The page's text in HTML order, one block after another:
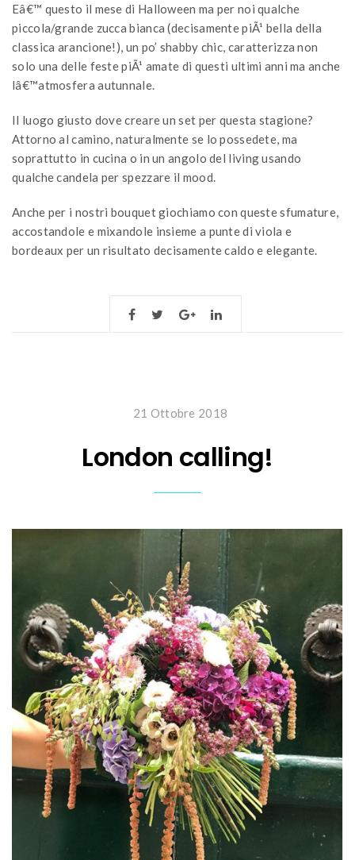
Eâ€™ questo il mese di Halloween ma per noi qualche
piccola/grande zucca bianca (decisamente piÃ¹ bella della
classica arancione!), un po’ shabby chic, caratterizza non
solo una delle feste piÃ¹ amate di questi ultimi anni ma anche
lâ€™atmosfera autunnale.
Il luogo giusto dove creare un set per questa stagione?
Attorno al camino, naturalmente se lo possedete, ma
soprattutto in cucina o in un angolo del living usando
qualche candela per spezzare il mood.
Anche per i nostri bouquet giochiamo con queste sfumature,
accostandole e mixandole insieme a punte di viola e
bordeaux per un risultato decisamente caldo e elegante.
21 Ottobre 2018
London calling!